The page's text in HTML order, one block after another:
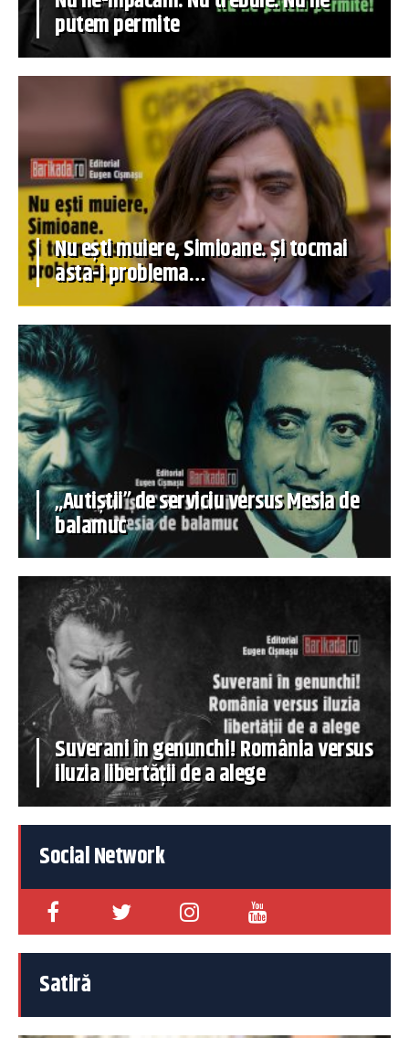
putem permite
Nu ești muiere, Simioane. Și tocmai
asta-i problema…
„Autiștii” de serviciu versus Mesia de
balamuc
Suverani în genunchi! România versus
iluzia libertății de a alege
Social Network
Satiră